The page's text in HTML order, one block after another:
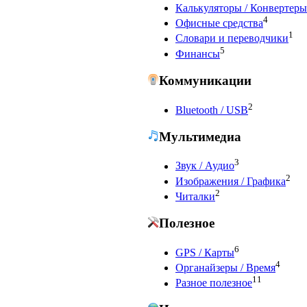
Калькуляторы / Конвертеры
Офисные средства4
Словари и переводчики1
Финансы5
Коммуникации
Bluetooth / USB2
Мультимедиа
Звук / Аудио3
Изображения / Графика2
Читалки2
Полезное
GPS / Карты6
Органайзеры / Время4
Разное полезное11